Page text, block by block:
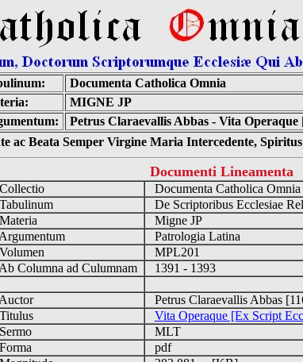
Documenta Catholica Omnia
MIGNE JP
Petrus Claraevallis Abbas - Vita Operaque
ac Beata Semper Virgine Maria Intercedente,
Documenti Lineamenta
Documenta Catholica Omnia
De Scriptoribus Ecclesiae
Migne JP
Patrologia Latina
MPL201
Columna ad Culumnam
1391 - 1393
Petrus Claraevallis Abbas
Vita Operaque [Ex Script
MLT
pdf